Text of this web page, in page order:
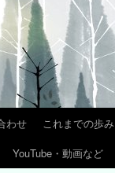
わせ これまでの歩み
YouTube・動画など